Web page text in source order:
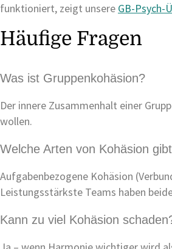
funktioniert, zeigt unsere GB-Psych-
Häufige Fragen
Was ist Gruppenkohäsion?
Der innere Zusammenhalt einer
wollen.
Welche Arten von Kohäsion
Aufgabenbezogene Kohäsion
Leistungsstärkste Teams haben
Kann zu viel Kohäsion